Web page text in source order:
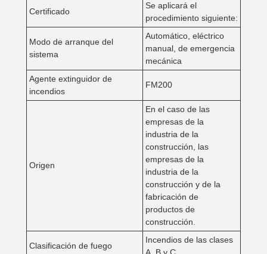
Certificado
Se aplicará el
procedimiento siguiente:
Modo de arranque del
sistema
Automático, eléctrico
manual, de emergencia
mecánica
Agente extinguidor de
incendios
FM200
Origen
En el caso de las
empresas de la
industria de la
construcción, las
empresas de la
industria de la
construcción y de la
fabricación de
productos de
construcción.
Clasificación de fuego
Incendios de las clases